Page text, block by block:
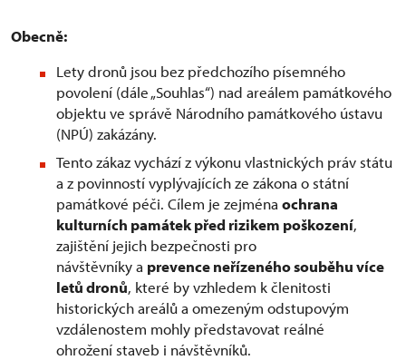
Obecně:
Lety dronů jsou bez předchozího písemného
povolení (dále „Souhlas“) nad areálem památkového
objektu ve správě Národního památkového ústavu
(NPÚ) zakázány.
Tento zákaz vychází z výkonu vlastnických práv státu
a z povinností vyplývajících ze zákona o státní
památkové péči. Cílem je zejména ochrana
kulturních památek před rizikem poškození,
zajištění jejich bezpečnosti pro
návštěvníky a prevence neřízeného souběhu více
letů dronů, které by vzhledem k členitosti
historických areálů a omezeným odstupovým
vzdálenostem mohly představovat reálné
ohrožení staveb i návštěvníků.